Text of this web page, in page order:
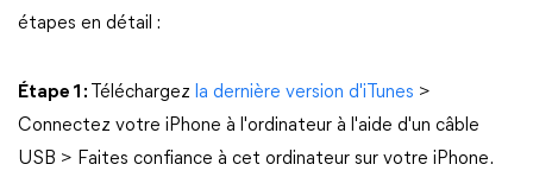
étapes en détail :
Étape 1 : Téléchargez la dernière version d'iTunes >
Connectez votre iPhone à l'ordinateur à l'aide d'un câble
USB > Faites confiance à cet ordinateur sur votre iPhone.